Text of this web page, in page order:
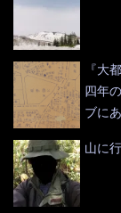
『大
四年
ブに
山に